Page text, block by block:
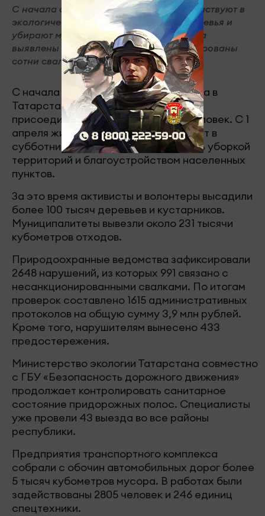
С начала апреля жители Татарстана участвуют в
экологических акциях, высаживают деревья и
убирают мусор. За время двухмесячника
выявлены тысячи нарушений и ликвидированы
сотни свалок.
С начала санитарного двухмесячника в
Татарстане к экологическим акциям
присоединились около 300 тысяч человек. С 1
апреля жители республики участвуют в
субботниках и средниках, занимаясь уборкой
территорий и благоустройством населенных
пунктов.
За это время активисты и волонтеры высадили
более 100 тысяч деревьев и кустарников.
Муниципалитеты вывезли около 231 тысячи
кубометров отходов.
Природоохранные ведомства зафиксировали
2648 нарушений, из которых 991 связано с
несанкционированными свалками. По итогам
проверок составлено 1615 административных
протоколов на общую сумму 3,9 млн рублей.
Кроме того, нарушителям вынесено 433
предостережения.
Министерство экологии Татарстана совместно
с ГБУ «Безопасность дорожного движения»
продолжает контролировать санитарное
состояние придорожных полос. Специалисты
уже провели 43 выезда во все районы
республики.
Предприятия транспортного комплекса
собрали с обочин автомобильных дорог более
5 тысяч кубометров мусора. В работах были
задействованы 2805 человек и 246 единиц
спецтехники.